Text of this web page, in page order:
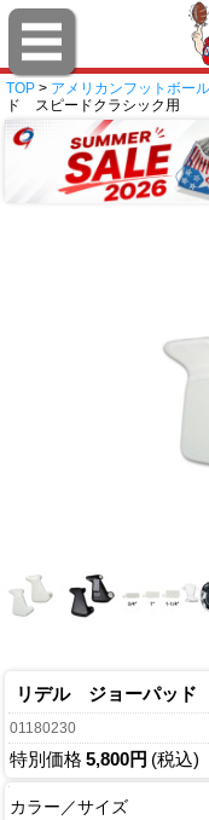
TOP > アメリカンフットボール
ド スピードクラシック用
リデル ジョーパッド
01180230
特別価格 5,800円 (税込)
カラー／サイズ